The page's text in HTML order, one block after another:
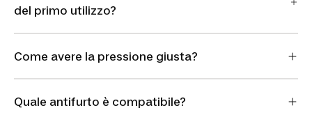
del primo utilizzo?
Come avere la pressione giusta?
Quale antifurto è compatibile?